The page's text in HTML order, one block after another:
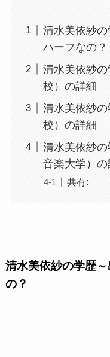
清水美依紗の
ハーフなの？
清水美依紗
校）の詳細
清水美依紗
校）の詳細
清水美依紗
音楽大学）の
共有:
清水美依紗の学歴
の？